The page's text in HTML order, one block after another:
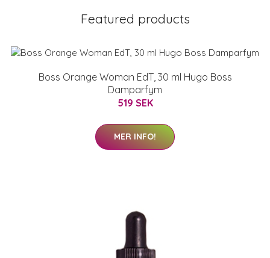
Featured products
Boss Orange Woman EdT, 30 ml Hugo Boss
Damparfym
519 SEK
MER INFO!